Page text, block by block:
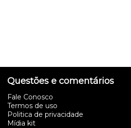
Questões e comentários
Fale Conosco
Termos de uso
Politica de privacidade
Mídia kit